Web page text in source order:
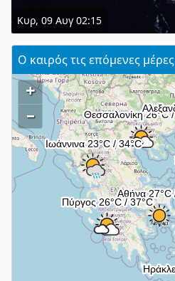
Κυρ, 09 Αυγ 02:15
Ο καιρός τις επόμενες μέρες
+
–